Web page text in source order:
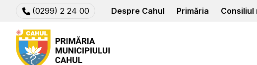
(0299) 2 24 00 Despre Cahul Primăria Consiliul